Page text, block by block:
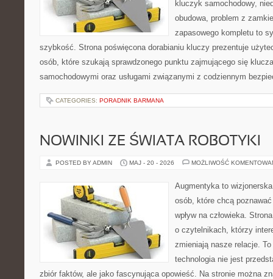
kluczyk samochodowy,
obudowa, problem z
zapasowego kompletu to
szybkość. Strona poświęcona dorabianiu kluczy prezentuje
osób, które szukają sprawdzonego punktu zajmującego się
samochodowymi oraz usługami związanymi z codziennym
CATEGORIES: PORADNIK BARMANA
NOWINKI ZE ŚWIATA ROBOTYKI
POSTED BY ADMIN MAJ - 20 - 2026 MOŻLIWOŚĆ
Augmentyka to
osób, które chcą
wpływ na człowieka.
o czytelnikach, którzy
zmieniają nasze relacje.
technologia nie jest
zbiór faktów, ale jako fascynująca opowieść. Na stronie można